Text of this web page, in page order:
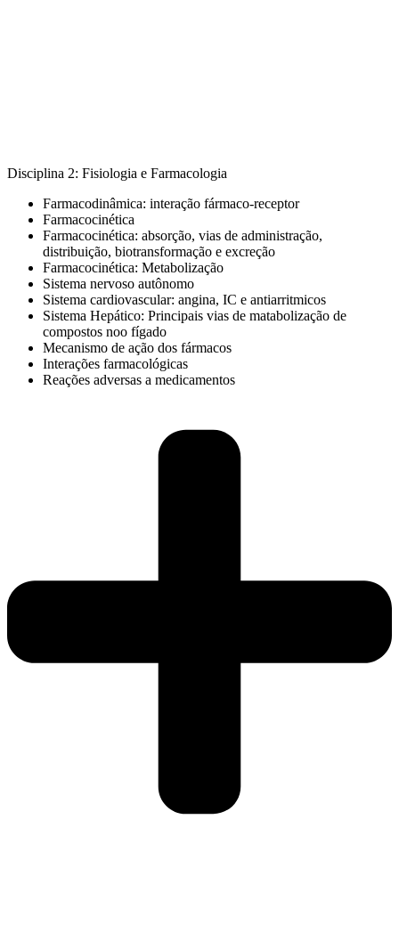
Disciplina 2: Fisiologia e Farmacologia
Farmacodinâmica: interação fármaco-receptor
Farmacocinética
Farmacocinética: absorção, vias de administração,
distribuição, biotransformação e excreção
Farmacocinética: Metabolização
Sistema nervoso autônomo
Sistema cardiovascular: angina, IC e antiarritmicos
Sistema Hepático: Principais vias de matabolização de
compostos noo fígado
Mecanismo de ação dos fármacos
Interações farmacológicas
Reações adversas a medicamentos